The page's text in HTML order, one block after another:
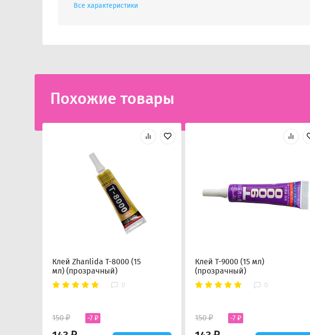
Все характеристики
Похожие товары
Клей Zhanlida T-8000 (15
мл) (прозрачный)
0
150 ₽ -7 ₽
Клей T-9000 (15 мл)
(прозрачный)
0
150 ₽ -7 ₽